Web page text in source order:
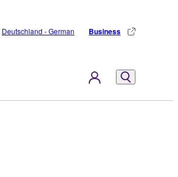
Deutschland - German Business